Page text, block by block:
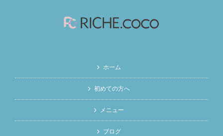
ホーム
初めての方へ
メニュー
ブログ